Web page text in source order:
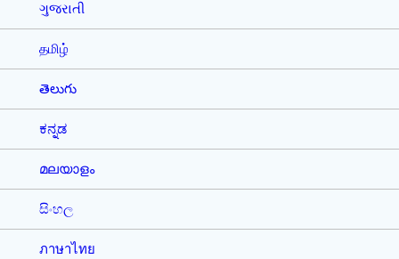
ગુજરાતી
தமிழ்
తెలుగు
ಕನ್ನಡ
മലയാളം
සිංහල
ภาษาไทย